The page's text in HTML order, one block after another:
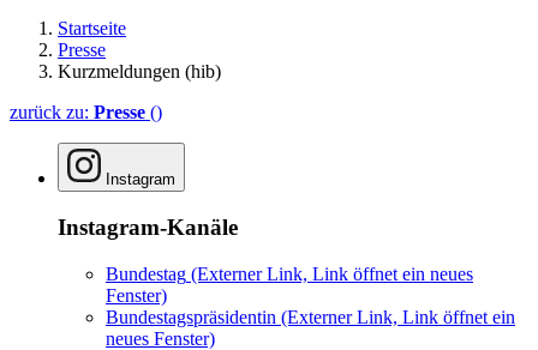
Startseite
Presse
Kurzmeldungen (hib)
zurück zu: Presse ()
Instagram
Instagram-Kanäle
Bundestag (Externer Link, Link öffnet ein neues
Fenster)
Bundestagspräsidentin (Externer Link, Link öffnet ein
neues Fenster)